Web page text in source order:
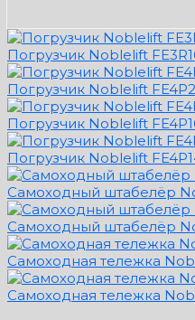
Погрузчик Noblelift
Погрузчик Noblelift
Погрузчик Noblelift
Погрузчик Noblelift
Самоходный штабелёр
Самоходный штабелёр
Самоходная тележка
Самоходная тележка